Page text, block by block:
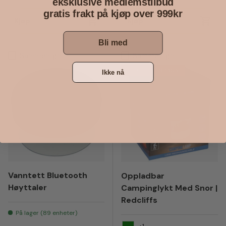
Vanntett Bluetooth
Høyttaler
På lager (89 enheter)
Sammenlign
Oppladbar
Campinglykt Med Snor |
Redcliffs
gratis frakt på kjøp over 999kr
Bli med
Ikke nå